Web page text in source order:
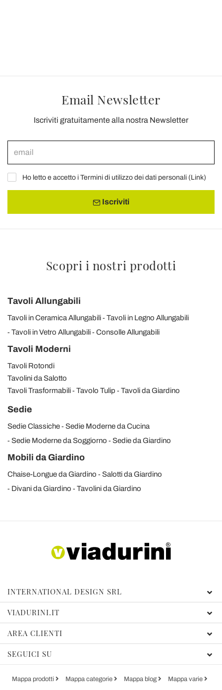
Email Newsletter
Iscriviti gratuitamente alla nostra Newsletter
Ho letto e accetto i Termini di utilizzo dei dati personali (Link)
Iscriviti
Scopri i nostri prodotti
Tavoli Allungabili
Tavoli in Ceramica Allungabili
Tavoli in Legno Allungabili
Tavoli in Vetro Allungabili
Consolle Allungabili
Tavoli Moderni
Tavoli Rotondi
Tavolini da Salotto
Tavoli Trasformabili
Tavolo Tulip Tavoli da Giardino
Sedie
Sedie Classiche
Sedie Moderne da Cucina
Sedie Moderne da Soggiorno
Sedie da Giardino
Mobili da Giardino
Chaise-Longue da Giardino
Salotti da Giardino
Divani da Giardino
Tavolini da Giardino
INTERNATIONAL DESIGN SRL
VIADURINI.IT
AREA CLIENTI
SEGUICI SU
Mappa prodotti Mappa categorie Mappa blog Mappa varie